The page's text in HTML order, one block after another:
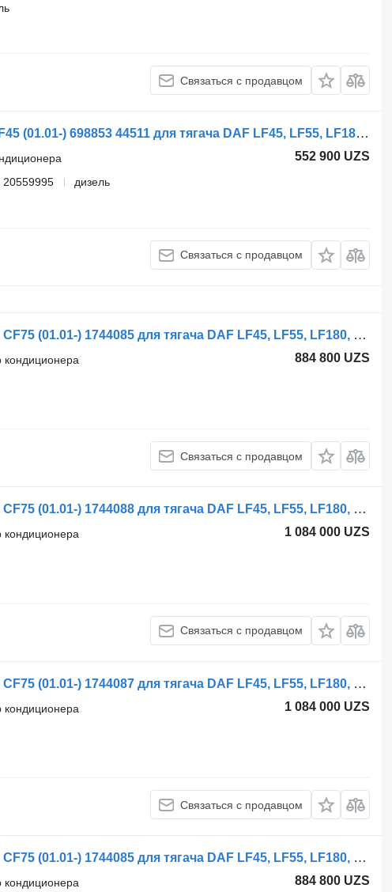
Связаться с продавцом
Шланг кондиционера Valeo LF45 (01.01-) 698853 44511 для тягача DAF LF45, LF55, LF180, CF65, CF75, CF85 (2001-)
552 900 UZS
20559995
дизель
Связаться с продавцом
Радиатор кондиционера DAF CF75 (01.01-) 1744085 для тягача DAF LF45, LF55, LF180, CF65, CF75, CF85 (2001-)
884 800 UZS
кондиционера
Связаться с продавцом
Радиатор кондиционера DAF CF75 (01.01-) 1744088 для тягача DAF LF45, LF55, LF180, CF65, CF75, CF85 (2001-)
1 084 000 UZS
кондиционера
Связаться с продавцом
Радиатор кондиционера DAF CF75 (01.01-) 1744087 для тягача DAF LF45, LF55, LF180, CF65, CF75, CF85 (2001-)
1 084 000 UZS
кондиционера
Связаться с продавцом
Радиатор кондиционера DAF CF75 (01.01-) 1744085 для тягача DAF LF45, LF55, LF180, CF65, CF75, CF85 (2001-)
884 800 UZS
кондиционера